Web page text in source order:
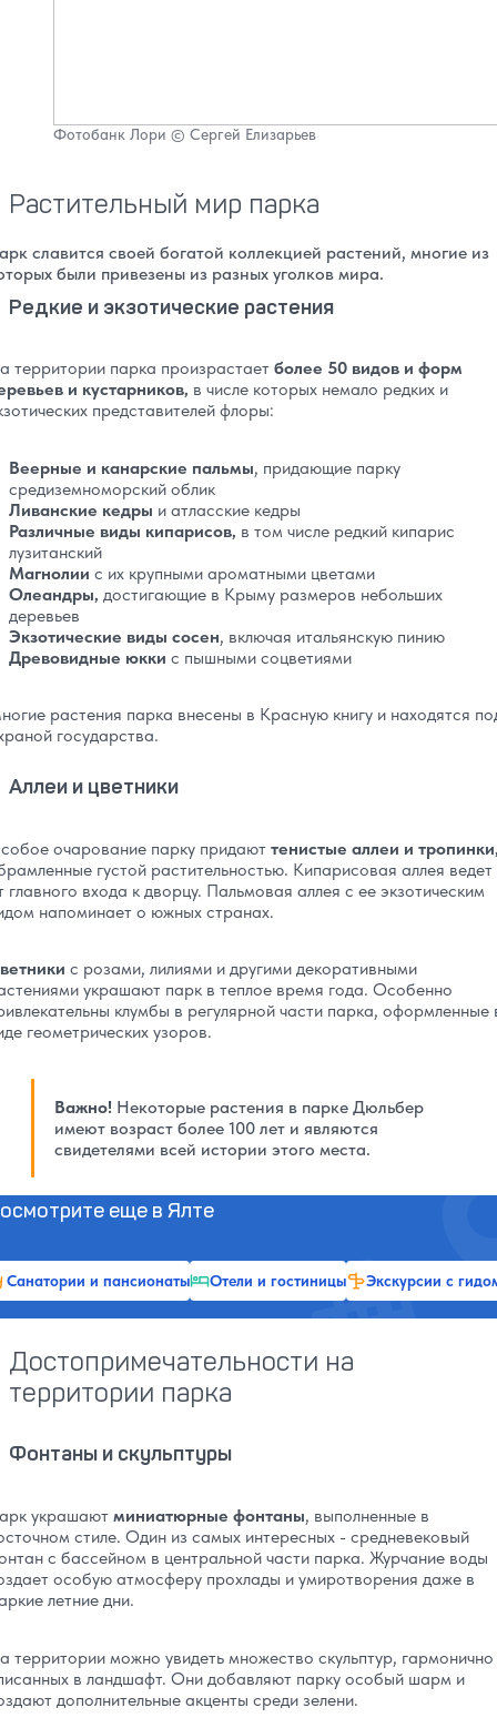
Фотобанк Лори © Сергей Елизарьев
Растительный мир парка
славится своей богатой коллекцией растений, многие из
были привезены из разных уголков мира.
Редкие и экзотические растения
территории парка произрастает более 50 видов и форм
и кустарников, в числе которых немало редких и
представителей флоры:
Веерные и канарские пальмы, придающие парку
средиземноморский облик
Ливанские кедры и атласские кедры
Различные виды кипарисов, в том числе редкий кипарис
лузитанский
Магнолии с их крупными ароматными цветами
Олеандры, достигающие в Крыму размеров небольших
деревьев
Экзотические виды сосен, включая итальянскую пинию
Древовидные юкки с пышными соцветиями
растения парка внесены в Красную книгу и находятся
государства.
Аллеи и цветники
очарование парку придают тенистые аллеи и
густой растительностью. Кипарисовая аллея ведет
главного входа к дворцу. Пальмовая аллея с ее экзотическим
напоминает о южных странах.
с розами, лилиями и другими декоративными
украшают парк в теплое время года. Особенно
клумбы в регулярной части парка, оформленные
геометрических узоров.
Важно! Некоторые растения в парке Дюльбер
имеют возраст более 100 лет и являются
свидетелями всей истории этого места.
еще в Ялте
Санатории и пансионаты Отели и гостиницы Экскурсии с
Достопримечательности на
территории парка
Фонтаны и скульптуры
украшают миниатюрные фонтаны, выполненные в
стиле. Один из самых интересных - средневековый
с бассейном в центральной части парка. Журчание воды
особую атмосферу прохлады и умиротворения даже в
летние дни.
территории можно увидеть множество скульптур, гармонично
в ландшафт. Они добавляют парку особый шарм и
дополнительные акценты среди зелени.